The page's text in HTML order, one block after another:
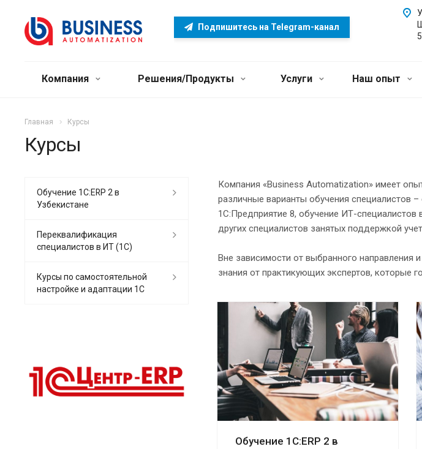
Подпишитесь на Telegram-канал
Компания Решения/Продукты Услуги Наш опыт
Главная Курсы
Курсы
Компания «Business Automatization» имеет
различные варианты обучения специалистов
1С:Предприятие 8, обучение ИТ-специалистов
других специалистов занятых поддержкой
Вне зависимости от выбранного
знания от практикующих экспертов, которые
Обучение 1С:ERP 2 в
Обучение 1С:ERP 2 в
Узбекистане
Переквалификация
специалистов в ИТ (1C)
Курсы по самостоятельной
настройке и адаптации 1С